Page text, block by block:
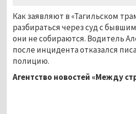
Как заявляют в «Тагильском
разбираться через суд с
они не собираются. Водитель
после инцидента отказался
полицию.
Агентство новостей «Между